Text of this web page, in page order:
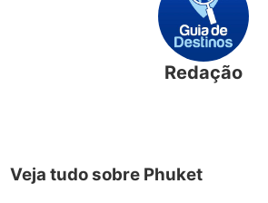
Redação
Veja tudo sobre Phuket